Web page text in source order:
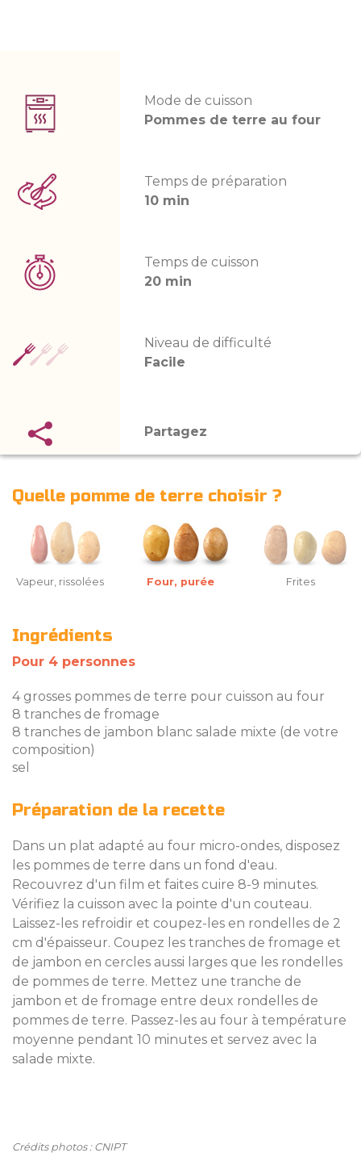
Mode de cuisson
Pommes de terre au four
Temps de préparation
10 min
Temps de cuisson
20 min
Niveau de difficulté
Facile
Partagez
Quelle pomme de terre choisir ?
Vapeur, rissolées Four, purée Frites
Ingrédients
Pour 4 personnes
4 grosses pommes de terre pour cuisson au four
8 tranches de fromage
8 tranches de jambon blanc salade mixte (de votre
composition)
sel
Préparation de la recette
Dans un plat adapté au four micro-ondes, disposez
les pommes de terre dans un fond d'eau.
Recouvrez d'un film et faites cuire 8-9 minutes.
Vérifiez la cuisson avec la pointe d'un couteau.
Laissez-les refroidir et coupez-les en rondelles de 2
cm d'épaisseur. Coupez les tranches de fromage et
de jambon en cercles aussi larges que les rondelles
de pommes de terre. Mettez une tranche de
jambon et de fromage entre deux rondelles de
pommes de terre. Passez-les au four à température
moyenne pendant 10 minutes et servez avec la
salade mixte.
Crédits photos : CNIPT